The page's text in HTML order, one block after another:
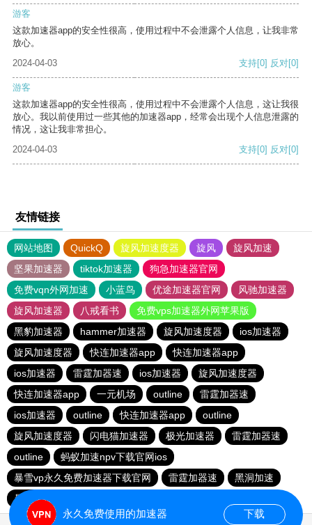
游客
这款加速器app的安全性很高，使用过程中不会泄露个人信息，让我非常
放心。
2024-04-03
支持[0] 反对[0]
游客
这款加速器app的安全性很高，使用过程中不会泄露个人信息，这让我很
放心。我以前使用过一些其他的加速器app，经常会出现个人信息泄露的
情况，这让我非常担心。
2024-04-03
支持[0] 反对[0]
友情链接
网站地图 QuickQ 旋风加速度器 旋风
旋风加速
坚果加速器
tiktok加速器
狗急加速器官网
免费vqn外网加速
小蓝鸟 优途加速器官网
风驰加速器
旋风加速器
八戒看书
免费vps加速器外网苹果版
黑豹加速器
hammer加速器 旋风加速度器
ios加速器
旋风加速度器
快连加速器app
快连加速器app
ios加速器
雷霆加器速 ios加速器
旋风加速度器
快连加速器app
一元机场 outline
雷霆加器速
ios加速器
outline 快连加速器app
outline
旋风加速度器
闪电猫加速器 极光加速器
雷霆加器速
outline
蚂蚁加速npv下载官网ios
暴雪vp永久免费加速器下载官网
雷霆加器速
黑洞加速
暴雪vp永久免费加速器下载官网
永久免费使用的加速器 下载